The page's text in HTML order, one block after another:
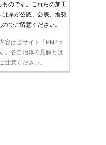
のです。これらの加工
は県が公認、公表、推奨
でご留意ください。
容は当サイト「PM2.5
。各自治体の見解とは
注意ください。